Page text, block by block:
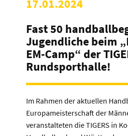
17.01.2024
Fast 50
Jugendliche beim
EM-Camp“ der
Rundsporthalle!
Im Rahmen der aktuellen
Europameisterschaft der
veranstalteten die TIGERS in